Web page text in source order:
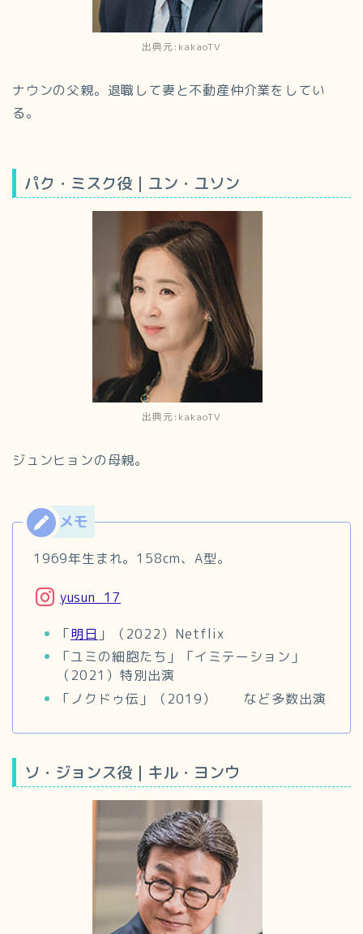
出典元:kakaoTV
ナウンの父親。退職して妻と不動産仲介業をしてい
る。
パク・ミスク役｜ユン・ユソン
出典元:kakaoTV
ジュンヒョンの母親。
1969年生まれ。158cm、A型。
yusun_17
「明日 」（2022）Netflix
「ユミの細胞たち」「イミテーション」
（2021）特別出演
「ノクドゥ伝」（2019） など多数出演
ソ・ジョンス役｜キル・ヨンウ